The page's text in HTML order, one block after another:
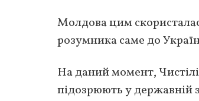
Молдова цим
розумника саме до
На даний момент,
підозрюють у державній